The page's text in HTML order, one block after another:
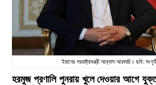
ইরানের পররাষ্ট্রমন্ত্রী আব্বাস আরাঘচি। ছবি:
হরমুজ প্রণালি পুনরায় খুলে দেওয়ার আগে